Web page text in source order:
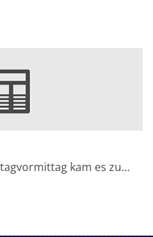
kam es zu…